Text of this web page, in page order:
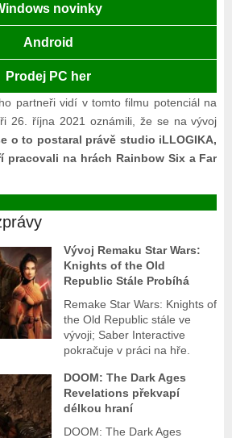
novinky
Android
Prodej PC her
partneři vidí v tomto filmu potenciál na
26. října 2021 oznámili, že se na vývoj
o to postaral právě studio iLLOGIKA,
pracovali na hrách Rainbow Six a Far
Vývoj Remaku Star Wars:
Knights of the Old
Republic Stále Probíhá
Remake Star Wars: Knights of
the Old Republic stále ve
vývoji; Saber Interactive
pokračuje v práci na hře.
DOOM: The Dark Ages
Revelations překvapí
délkou hraní
DOOM: The Dark Ages